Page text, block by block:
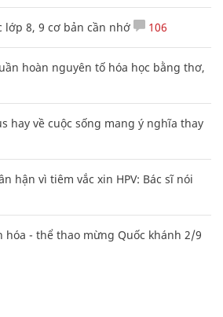
lớp 8, 9 cơ bản cần nhớ 106
hoàn nguyên tố hóa học bằng thơ,
hay về cuộc sống mang ý nghĩa thay
hận vì tiêm vắc xin HPV: Bác sĩ nói
hóa - thể thao mừng Quốc khánh 2/9